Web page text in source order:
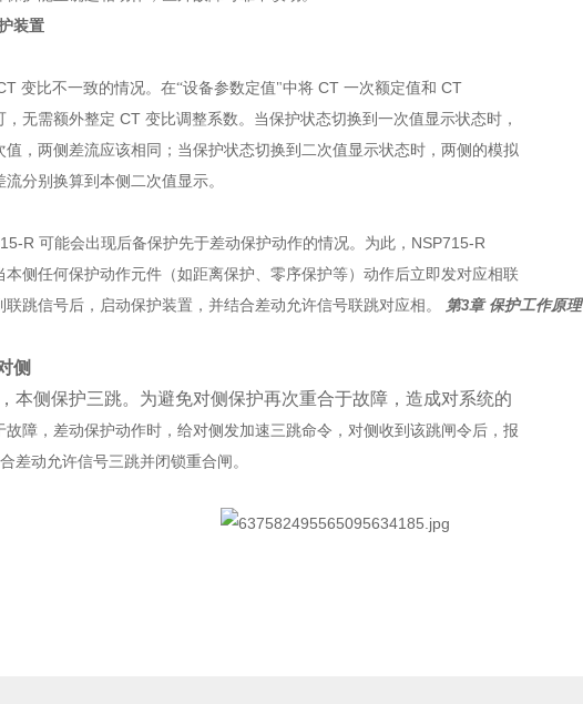
装置
变比不一致的情况。在“设备参数定值"中将 CT 一次额定值和 CT
，无需额外整定 CT 变比调整系数。当保护状态切换到一次值显示状态时，
，两侧差流应该相同；当保护状态切换到二次值显示状态时，两侧的模拟
分别换算到本侧二次值显示。
R 可能会出现后备保护先于差动保护动作的情况。为此， NSP715-R
侧任何保护动作元件（如距离保护、零序保护等）动作后立即发对应相联
跳信号后，启动保护装置，并结合差动允许信号联跳对应相。
第3章 保护工作原理
侧
本侧保护三跳。为避免对侧保护再次重合于故障，造成对系统的
故障，差动保护动作时，给对侧发加速三跳命令，对侧收到该跳闸令后，报
差动允许信号三跳并闭锁重合闸。